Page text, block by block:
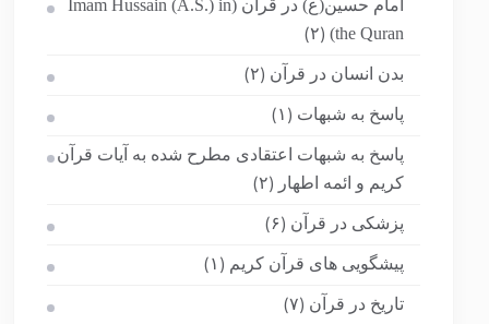
امام حسین(ع) در قرآن (Imam Hussain (A.S.) in
the Quran)
(۲)
بدن انسان در قرآن (۲)
پاسخ به شبهات (۱)
پاسخ به شبهات اعتقادی مطرح شده به آیات قرآن
کریم و ائمه اطهار
(۲)
پزشکی در قرآن (۶)
پیشگویی های قرآن کریم (۱)
تاریخ در قرآن (۷)